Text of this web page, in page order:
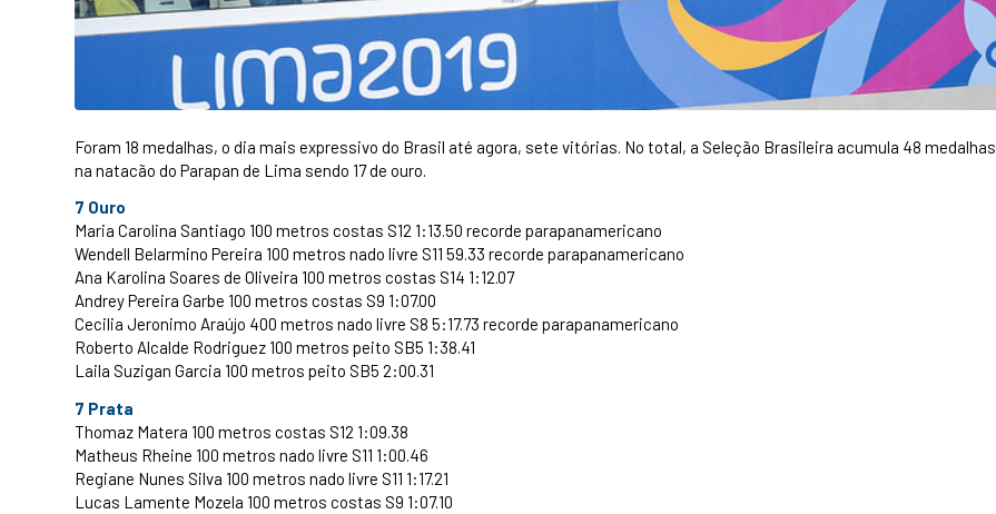
Foram 18 medalhas, o dia mais expressivo do Brasil até agora, sete vitórias. No total, a Seleção Brasileira acumula 48 medalhas
na natacão do Parapan de Lima sendo 17 de ouro.
7 Ouro
Maria Carolina Santiago 100 metros costas S12 1:13.50 recorde parapanamericano
Wendell Belarmino Pereira 100 metros nado livre S11 59.33 recorde parapanamericano
Ana Karolina Soares de Oliveira 100 metros costas S14 1:12.07
Andrey Pereira Garbe 100 metros costas S9 1:07.00
Cecilia Jeronimo Araújo 400 metros nado livre S8 5:17.73 recorde parapanamericano
Roberto Alcalde Rodriguez 100 metros peito SB5 1:38.41
Laila Suzigan Garcia 100 metros peito SB5 2:00.31
7 Prata
Thomaz Matera 100 metros costas S12 1:09.38
Matheus Rheine 100 metros nado livre S11 1:00.46
Regiane Nunes Silva 100 metros nado livre S11 1:17.21
Lucas Lamente Mozela 100 metros costas S9 1:07.10